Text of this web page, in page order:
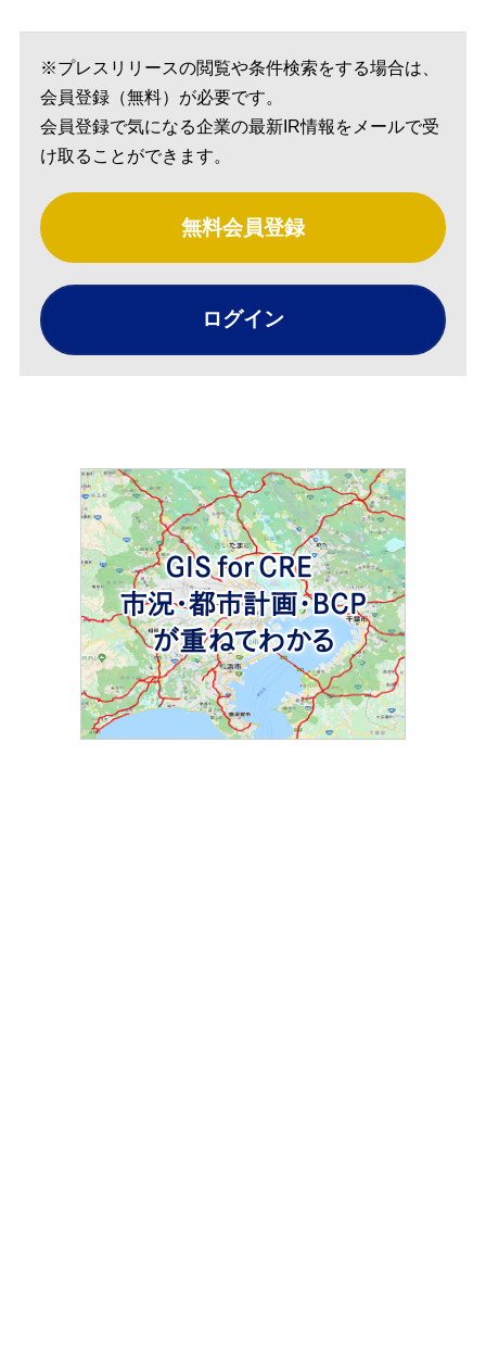
※プレスリリースの閲覧や条件検索をする場合は、
会員登録（無料）が必要です。
会員登録で気になる企業の最新IR情報をメールで受
け取ることができます。
無料会員登録
ログイン